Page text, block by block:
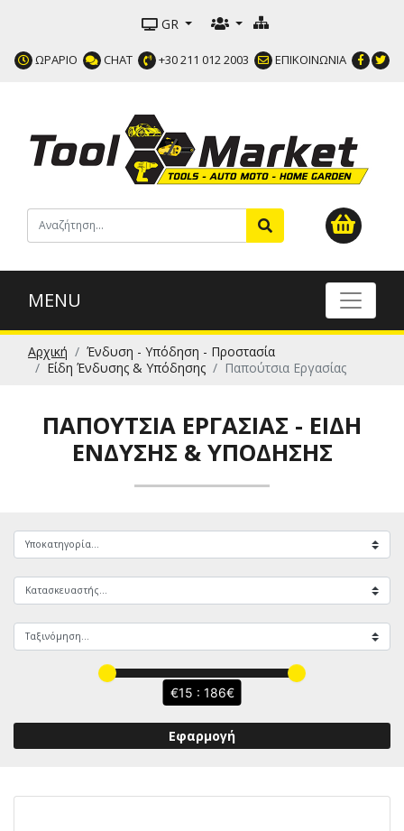
GR
ΩΡΑΡΙΟ CHAT +30 211 012 2003 ΕΠΙΚΟΙΝΩΝΙΑ
MENU
Αρχική
Ένδυση - Υπόδηση - Προστασία
Είδη Ένδυσης & Υπόδησης
Παπούτσια Εργασίας
ΠΑΠΟΎΤΣΙΑ ΕΡΓΑΣΊΑΣ - ΕΊΔΗ
ΈΝΔΥΣΗΣ & ΥΠΌΔΗΣΗΣ
15 : 186
Εφαρμογή